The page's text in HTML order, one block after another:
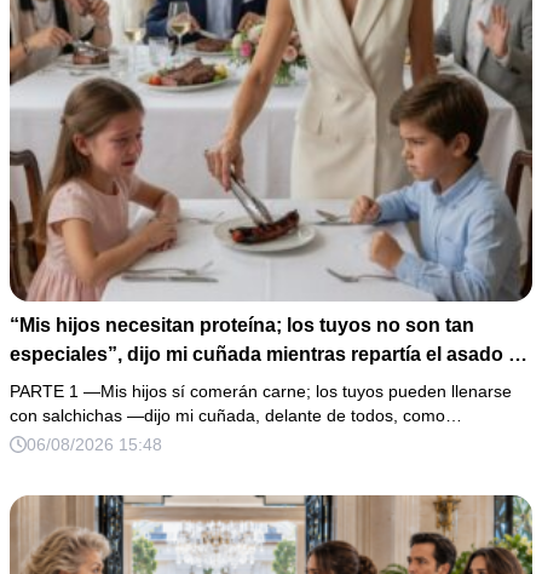
“Mis hijos necesitan proteína; los tuyos no son tan
especiales”, dijo mi cuñada mientras repartía el asado y
hacía llorar a mi hija. Mi esposo me pidió que no armara
un escándalo, así que guardé silencio, terminé un pastel
de boda de 8,000 pesos y coloqué sobre la mesa un
PARTE 1 —Mis hijos sí comerán carne; los tuyos pueden llenarse
con salchichas —dijo mi cuñada, delante de todos, como…
06/08/2026 15:48